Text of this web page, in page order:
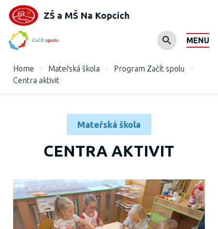
MENU
Home > Mateřská škola > Program Začít spolu
>
Centra aktivit
Mateřská škola
CENTRA AKTIVIT